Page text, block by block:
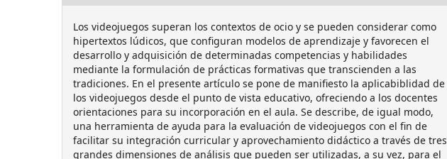
Los videojuegos superan los contextos de ocio y se pueden considerar como
hipertextos lúdicos, que configuran modelos de aprendizaje y favorecen el
desarrollo y adquisición de determinadas competencias y habilidades
mediante la formulación de prácticas formativas que transcienden a las
tradiciones. En el presente artículo se pone de manifiesto la aplicabiblidad de
los videojuegos desde el punto de vista educativo, ofreciendo a los docentes
orientaciones para su incorporación en el aula. Se describe, de igual modo,
una herramienta de ayuda para la evaluación de videojuegos con el fin de
facilitar su integración curricular y aprovechamiento didáctico a través de tres
grandes dimensiones de análisis que pueden ser utilizadas, a su vez, para el